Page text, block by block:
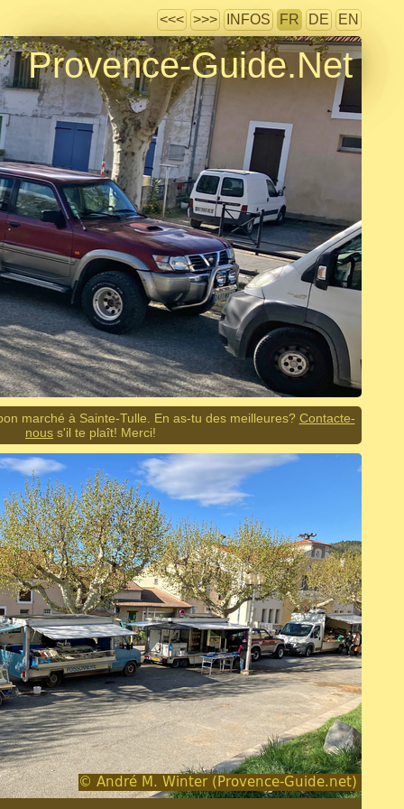
<<< >>> INFOS FR DE EN
Provence-Guide.Net
marché à Sainte-Tulle. En as-tu des meilleures? Contacte-
nous s'il te plaît! Merci!